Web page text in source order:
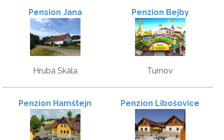
Pension Jana
Hrubá Skála
Penzion Bejby
Turnov
Penzion Hamštejn Penzion Libošovice